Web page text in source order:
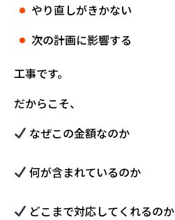
やり直しがきかない
次の計画に影響する
工事です。
だからこそ、
なぜこの金額なのか
何が含まれているのか
どこまで対応してくれるのか